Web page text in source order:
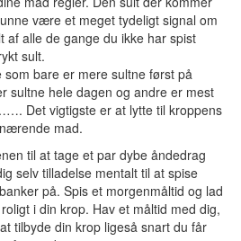
være et meget tydeligt signal om
af alle de gange du ikke har spist
sult.
bare er mere sultne først på
sultne hele dagen og andre er mest
Det vigtigste er at lytte til kroppens
mad.
til at tage et par dybe åndedrag
selv tilladelse mentalt til at spise
på. Spis et morgenmåltid og lad
i din krop. Hav et måltid med dig,
tilbyde din krop ligeså snart du får